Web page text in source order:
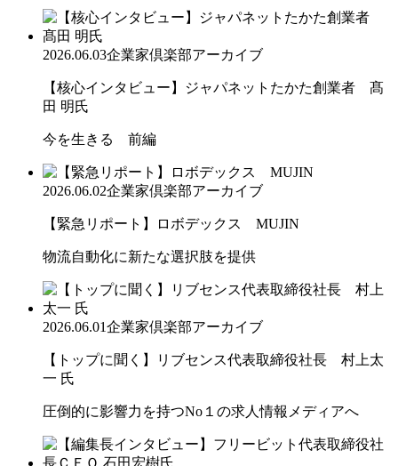
2026.06.03企業家倶楽部アーカイブ
【核心インタビュー】ジャパネットたかた創業者 髙
田 明氏
今を生きる 前編
2026.06.02企業家倶楽部アーカイブ
【緊急リポート】ロボデックス MUJIN
物流自動化に新たな選択肢を提供
2026.06.01企業家倶楽部アーカイブ
【トップに聞く】リブセンス代表取締役社長 村上太
一 氏
圧倒的に影響力を持つNo１の求人情報メディアへ